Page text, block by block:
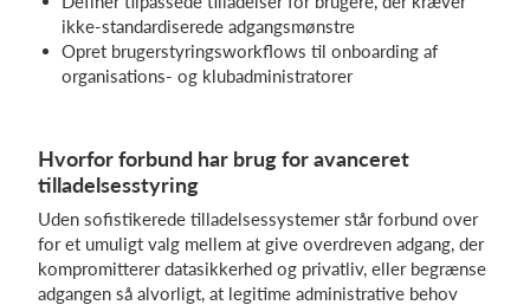
ikke-standardiserede adgangsmønstre
Opret brugerstyringsworkflows til onboarding af
organisations- og klubadministratorer
Hvorfor forbund har brug for avanceret
tilladelsesstyring
Uden sofistikerede tilladelsessystemer står forbund over
for et umuligt valg mellem at give overdreven adgang, der
kompromitterer datasikkerhed og privatliv, eller begrænse
adgangen så alvorligt, at legitime administrative behov